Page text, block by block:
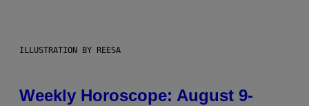
ILLUSTRATION BY REESA
Weekly Horoscope: August 9-